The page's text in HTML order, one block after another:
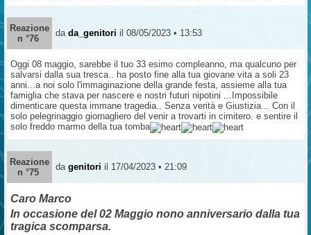
Reazione
n °76
da da_genitori il 08/05/2023 • 13:53
Oggi 08 maggio, sarebbe il tuo 33 esimo compleanno, ma qualcuno per
salvarsi dalla sua tresca.. ha posto fine alla tua giovane vita a soli 23
anni...a noi solo l'immaginazione della grande festa, assieme alla tua
famiglia che stava per nascere e nostri futuri nipotini ...Impossibile
dimenticare questa immane tragedia.. Senza verità e Giustizia... Con il
solo pelegrinaggio giornagliero del venir a trovarti in cimitero. e sentire il
solo freddo marmo della tua tomba
Reazione
n °75
da genitori il 17/04/2023 • 21:09
Caro Marco
In occasione del 02 Maggio nono anniversario dalla tua
tragica scomparsa.